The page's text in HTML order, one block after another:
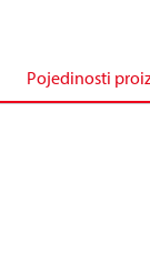
Pojedinosti